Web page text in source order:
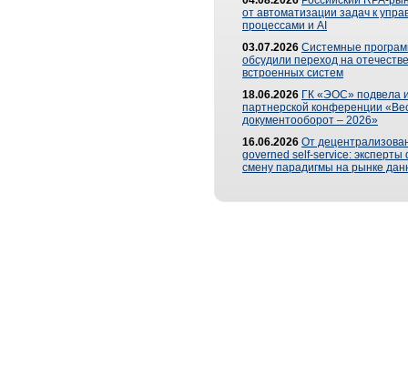
от автоматизации задач к
процессами и AI
03.07.2026 Системные
обсудили переход на
встроенных систем
18.06.2026 ГК «ЭОС» подвела
партнерской конференции
документооборот – 2026»
16.06.2026 От
governed self-service: эксперты
смену парадигмы на рынке